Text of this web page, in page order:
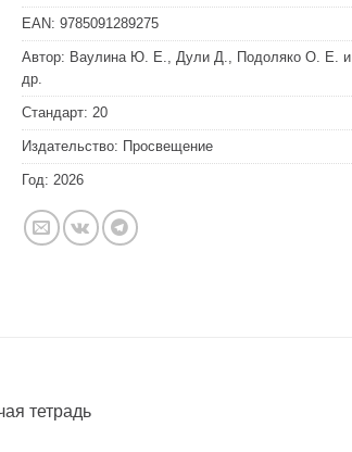
EAN: 9785091289275
Автор: Ваулина Ю. Е., Дули Д., Подоляко О. Е. и
др.
Стандарт: 20
Издательство: Просвещение
Год: 2026
тетрадь